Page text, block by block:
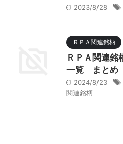
2023/8/28
ＲＰＡ関連銘柄
ＲＰＡ関連
一覧 まとめ
2024/8/23
関連銘柄